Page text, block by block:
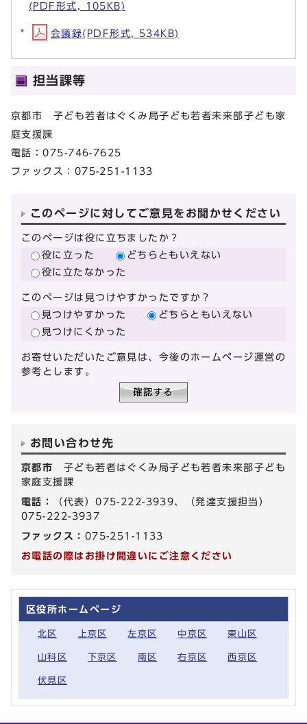
(PDF形式, 105KB)
会議録(PDF形式, 534KB)
担当課等
京都市 子ども若者はぐくみ局子ども若者未来部子ども家
庭支援課
電話：075-746-7625
ファックス：075-251-1133
このページに対してご意見をお聞かせください
このページは役に立ちましたか？
役に立った
どちらともいえない
役に立たなかった
このページは見つけやすかったですか？
見つけやすかった
どちらともいえない
見つけにくかった
お寄せいただいたご意見は、今後のホームページ運営の
参考とします。
お問い合わせ先
京都市 子ども若者はぐくみ局子ども若者未来部子ども
家庭支援課
電話：
（代表）075-222-3939、（発達支援担当）
075-222-3937
ファックス： 075-251-1133
お電話の際はお掛け間違いにご注意ください
区役所ホームページ
北区 上京区 左京区 中京区 東山区
山科区 下京区 南区 右京区 西京区
伏見区